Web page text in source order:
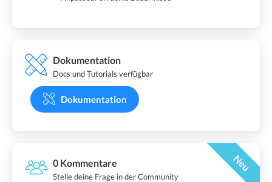
Dokumentation
Docs und Tutorials verfügbar
Dokumentation
0 Kommentare Neu
Stelle deine Frage in der Community